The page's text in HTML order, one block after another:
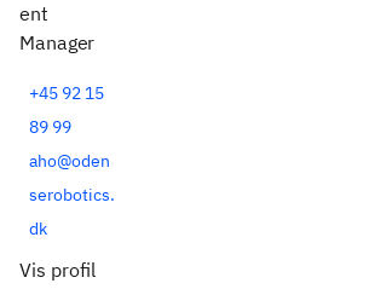
ent
Manager
+45 92 15
89 99
aho@oden
serobotics.
dk
Vis profil